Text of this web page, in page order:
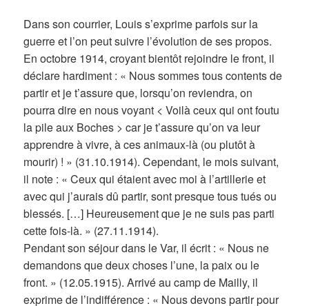
Dans son courrier, Louis s’exprime parfois sur la
guerre et l’on peut suivre l’évolution de ses propos.
En octobre 1914, croyant bientôt rejoindre le front, il
déclare hardiment : « Nous sommes tous contents de
partir et je t’assure que, lorsqu’on reviendra, on
pourra dire en nous voyant < Voilà ceux qui ont foutu
la pile aux Boches > car je t’assure qu’on va leur
apprendre à vivre, à ces animaux-là (ou plutôt à
mourir) ! » (31.10.1914). Cependant, le mois suivant,
il note : « Ceux qui étaient avec moi à l’artillerie et
avec qui j’aurais dû partir, sont presque tous tués ou
blessés. […] Heureusement que je ne suis pas parti
cette fois-là. » (27.11.1914).
Pendant son séjour dans le Var, il écrit : « Nous ne
demandons que deux choses l’une, la paix ou le
front. » (12.05.1915). Arrivé au camp de Mailly, il
exprime de l’indifférence : « Nous devons partir pour